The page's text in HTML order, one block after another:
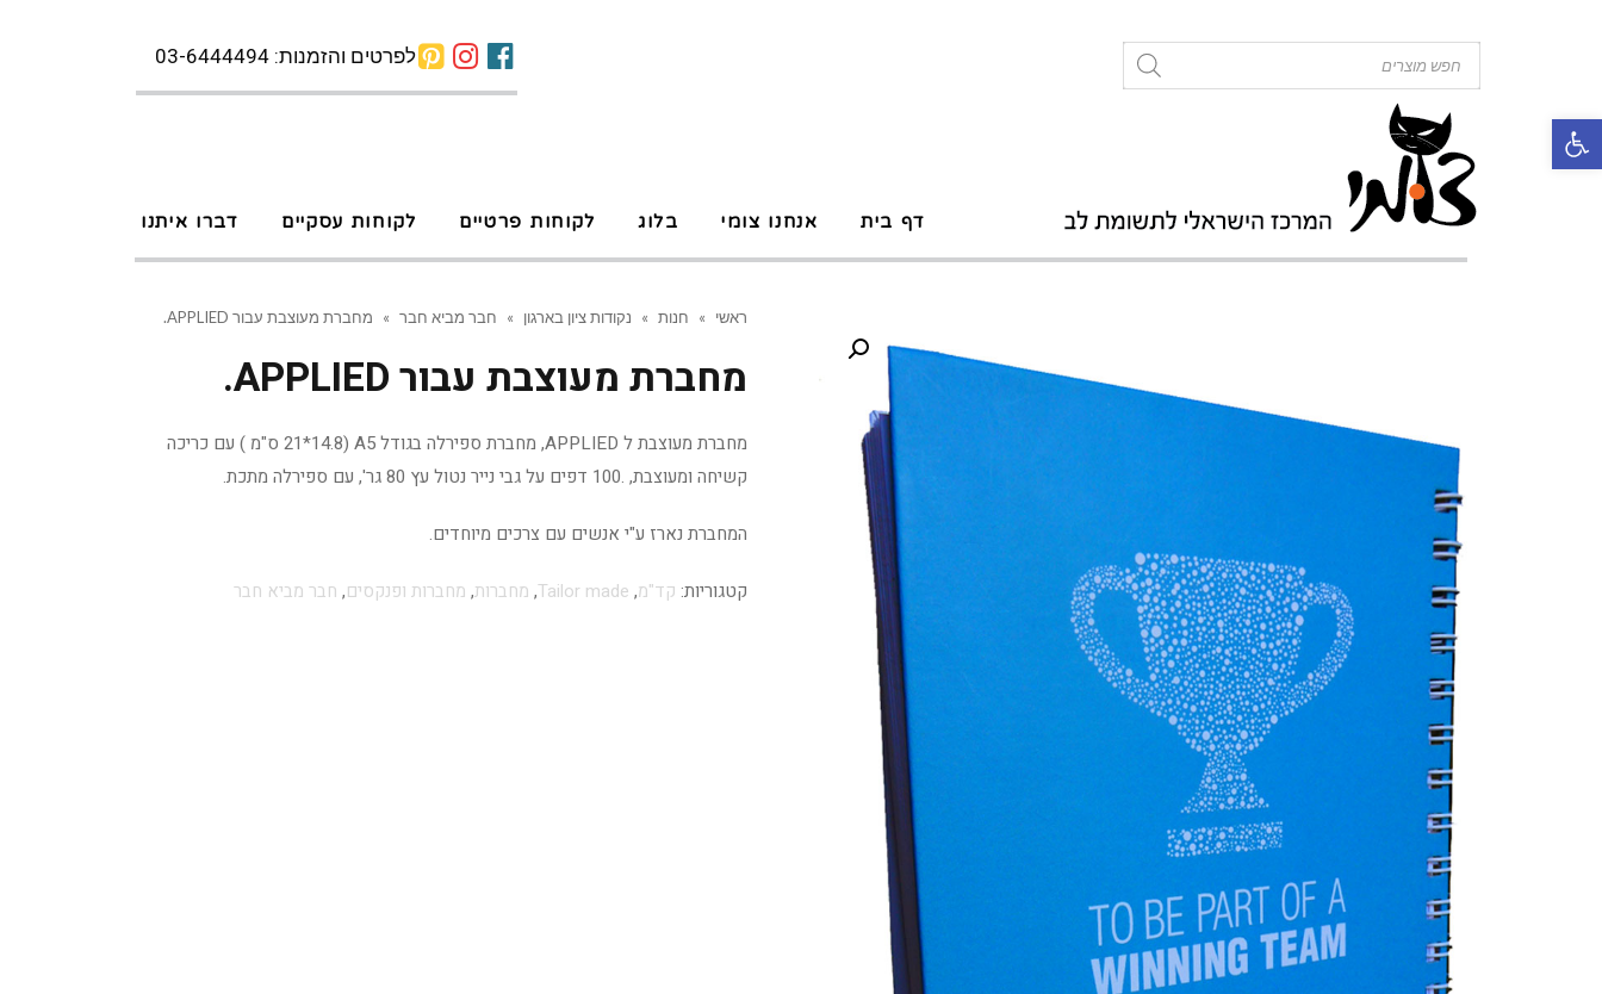
פתח סרגל נגישות
לפרטים והזמנות: 03-6444494
דף בית אנחנו צומי בלוג לקוחות פרטיים לקוחות עסקיים דברו איתנו
ראשי » חנות » נקודות ציון בארגון » חבר מביא חבר » מחברת מעוצבת עבור APPLIED.
מחברת מעוצבת עבור APPLIED.
מחברת מעוצבת ל APPLIED, מחברת ספירלה בגודל A5 (21*14.8 ס"מ ) עם כריכה
קשיחה ומעוצבת, .100 דפים על גבי נייר נטול עץ 80 גר', עם ספירלה מתכת.
המחברת נארז ע"י אנשים עם צרכים מיוחדים.
קטגוריות: קד"מ,
Tailor made
, מחברות, מחברות ופנקסים, חבר מביא חבר